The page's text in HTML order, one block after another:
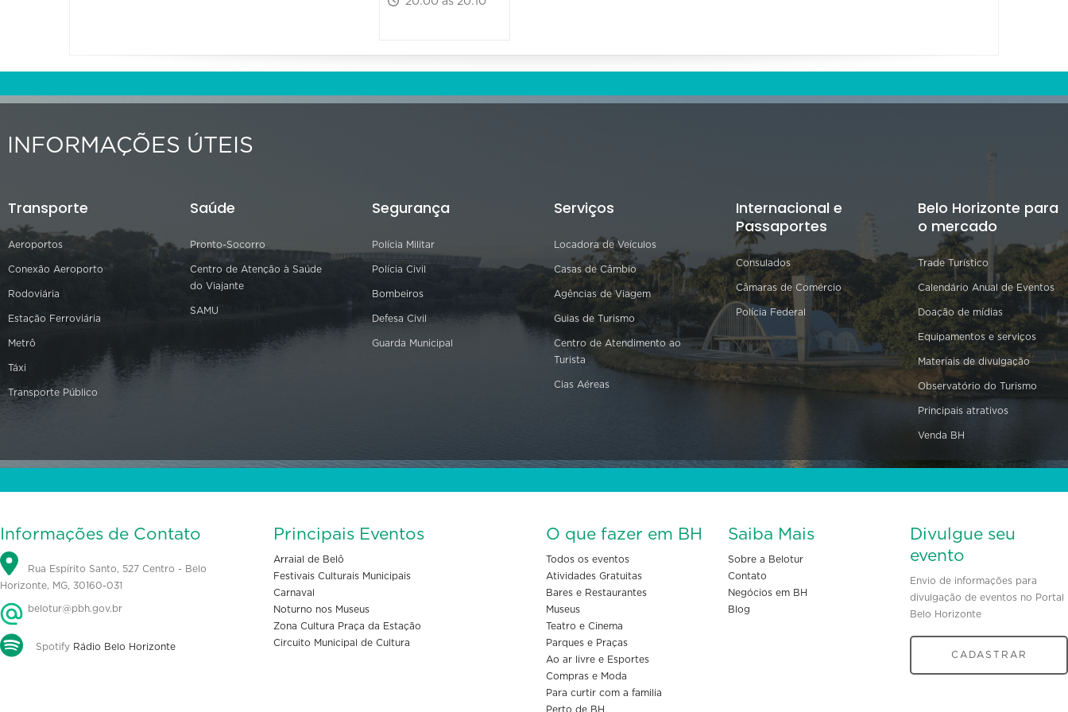
INFORMAÇÕES ÚTEIS
Transporte
Aeroportos
Conexão Aeroporto
Rodoviária
Estação Ferroviária
Metrô
Táxi
Transporte Público
Saúde
Pronto-Socorro
Centro de Atenção à Saúde
do Viajante
SAMU
Segurança
Polícia Militar
Polícia Civil
Bombeiros
Defesa Civil
Guarda Municipal
Serviços
Locadora de Veículos
Casas de Câmbio
Agências de Viagem
Guias de Turismo
Centro de Atendimento ao
Turista
Cias Aéreas
Internacional e
Passaportes
Consulados
Câmaras de Comércio
Polícia Federal
Belo Horizonte para
o mercado
Trade Turístico
Calendário Anual de Eventos
Doação de mídias
Equipamentos e serviços
Materiais de divulgação
Observatório do Turismo
Principais atrativos
Venda BH
Informações de Contato
Rua Espírito Santo, 527 Centro - Belo
Horizonte, MG, 30160-031
belotur@pbh.gov.br
Spotify Rádio Belo Horizonte
Principais Eventos
Arraial de Belô
Festivais Culturais Municipais
Carnaval
Noturno nos Museus
Zona Cultura Praça da Estação
Circuito Municipal de Cultura
O que fazer em BH
Todos os eventos
Atividades Gratuitas
Bares e Restaurantes
Museus
Teatro e Cinema
Parques e Praças
Ao ar livre e Esportes
Compras e Moda
Para curtir com a familia
Perto de BH
Saiba Mais
Sobre a Belotur
Contato
Negócios em BH
Blog
Divulgue seu
evento
Envio de informações para
divulgação de eventos no Portal
Belo Horizonte
CADASTRAR